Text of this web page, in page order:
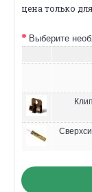
цена только
Выберите